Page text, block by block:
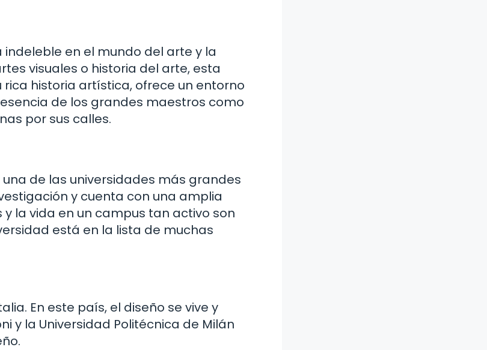
en el mundo del arte y la
visuales o historia del arte, esta
historia artística, ofrece un entorno
de los grandes maestros como
por sus calles.
de las universidades más grandes
y cuenta con una amplia
la vida en un campus tan activo son
está en la lista de muchas
En este país, el diseño se vive y
y la Universidad Politécnica de Milán